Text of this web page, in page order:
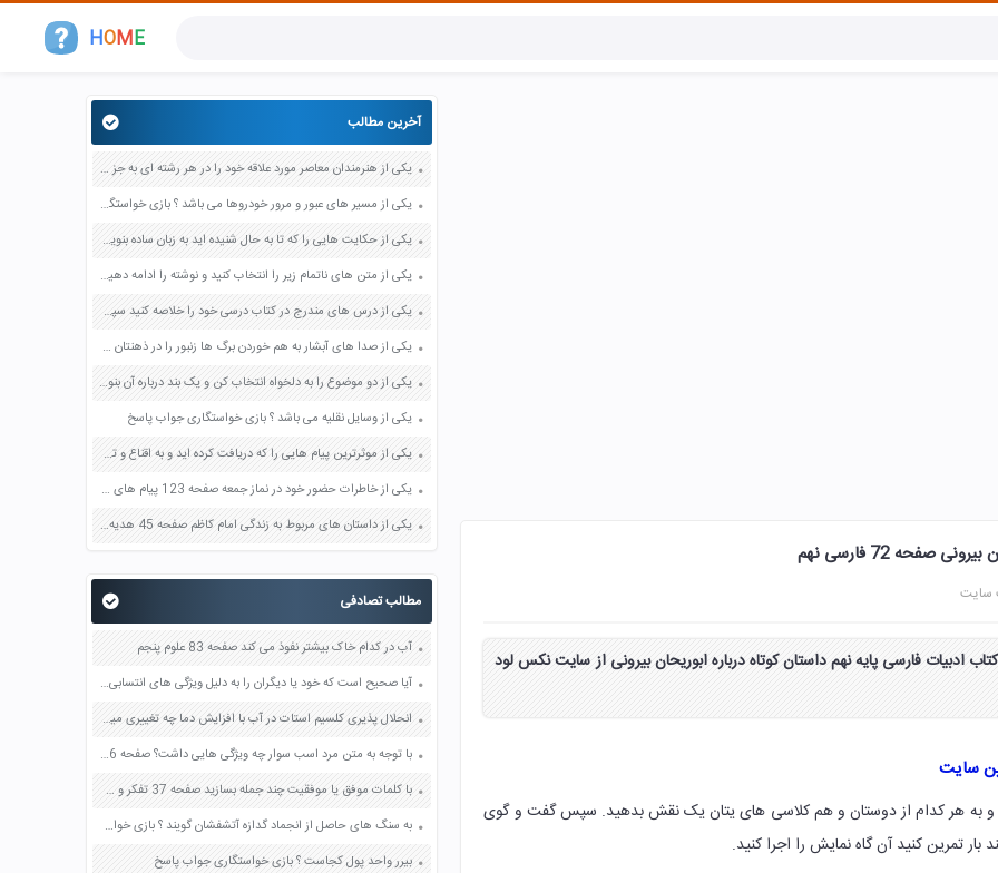
HOME
صفحه 72 فارسی نهم
سایت
جواب گفت و گو صفحه ۷۲ کتاب ادبیات فارسی پایه نهم داستان کوتاه درباره ابوریحان بیرونی از سایت نکس لود
سایت
و به هر کدام از دوستان و هم کلاسی های یتان یک نقش بدهید. سپس گفت و گوی
تمرین کنید آن گاه نمایش را اجرا کنید.
آخرین مطالب
یکی از هنرمندان معاصر مورد علاقه خود را در هر رشته ای به جز عکاسی صفحه 69 فرهنگ و هنر نهم
یکی از مسیر های عبور و مرور خودروها می باشد ؟ بازی خواستگاری جواب پاسخ
یکی از حکایت هایی را که تا به حال شنیده اید به زبان ساده بنویسید صفحه 97 نگارش ششم دبستان
یکی از متن های ناتمام زیر را انتخاب کنید و نوشته را ادامه دهید صفحه 73 و 74 کتاب نگارش فارسی پنجم دبستان
یکی از درس های مندرج در کتاب درسی خود را خلاصه کنید سپس متن خلاصه شده را با بهره گیری از روش های دسته بندی نمودار جدول نقشه مفهومی نشان دهید صفحه 118 نگارش یازدهم
یکی از صدا های آبشار به هم خوردن برگ ها زنبور را در ذهنتان مجسم کنید و درباره آن یک بند بنویسید صفحه 11 نگارش پنجم
یکی از دو موضوع را به دلخواه انتخاب کن و یک بند درباره آن بنویس صفحه 35 کتاب نگارش فارسی سوم
یکی از وسایل نقلیه می باشد ؟ بازی خواستگاری جواب پاسخ
یکی از موثرترین پیام هایی را که دریافت کرده اید و به اقناع و تغییری جدی در شما منجر شده است برسی کنید و علت این تاثیر گذاری قابل توجه را بنویسید صفحه 52 تفکر و سواد رسانه ای دهم
یکی از خاطرات حضور خود در نماز جمعه صفحه 123 پیام های آسمان هفتم
یکی از داستان های مربوط به زندگی امام کاظم صفحه 45 هدیه های آسمان چهارم
مطالب تصادفی
آب در کدام خاک بیشتر نفوذ می کند صفحه 83 علوم پنجم
آیا صحیح است که خود یا دیگران را به دلیل ویژگی های انتسابی سرزنش کنیم؟ چرا؟ صفحه 122 مطالعات اجتماعی نهم
انحلال پذیری کلسیم استات در آب با افزایش دما چه تغییری میکند آیا انحلال پذیری همه نمک ها در آب با افزایش دما افزایش می یابد صفحه 136 آزمایشگاه علوم تجربی دهم
با توجه به متن مرد اسب سوار چه ویژگی هایی داشت؟ صفحه 96 فارسی ششم
با کلمات موفق یا موفقیت چند جمله بسازید صفحه 37 تفکر و سبک زندگی هشتم
به سنگ های حاصل از انجماد گدازه آتشفشان گویند ؟ بازی خواستگاری جواب پاسخ
بیرر واحد پول کجاست ؟ بازی خواستگاری جواب پاسخ